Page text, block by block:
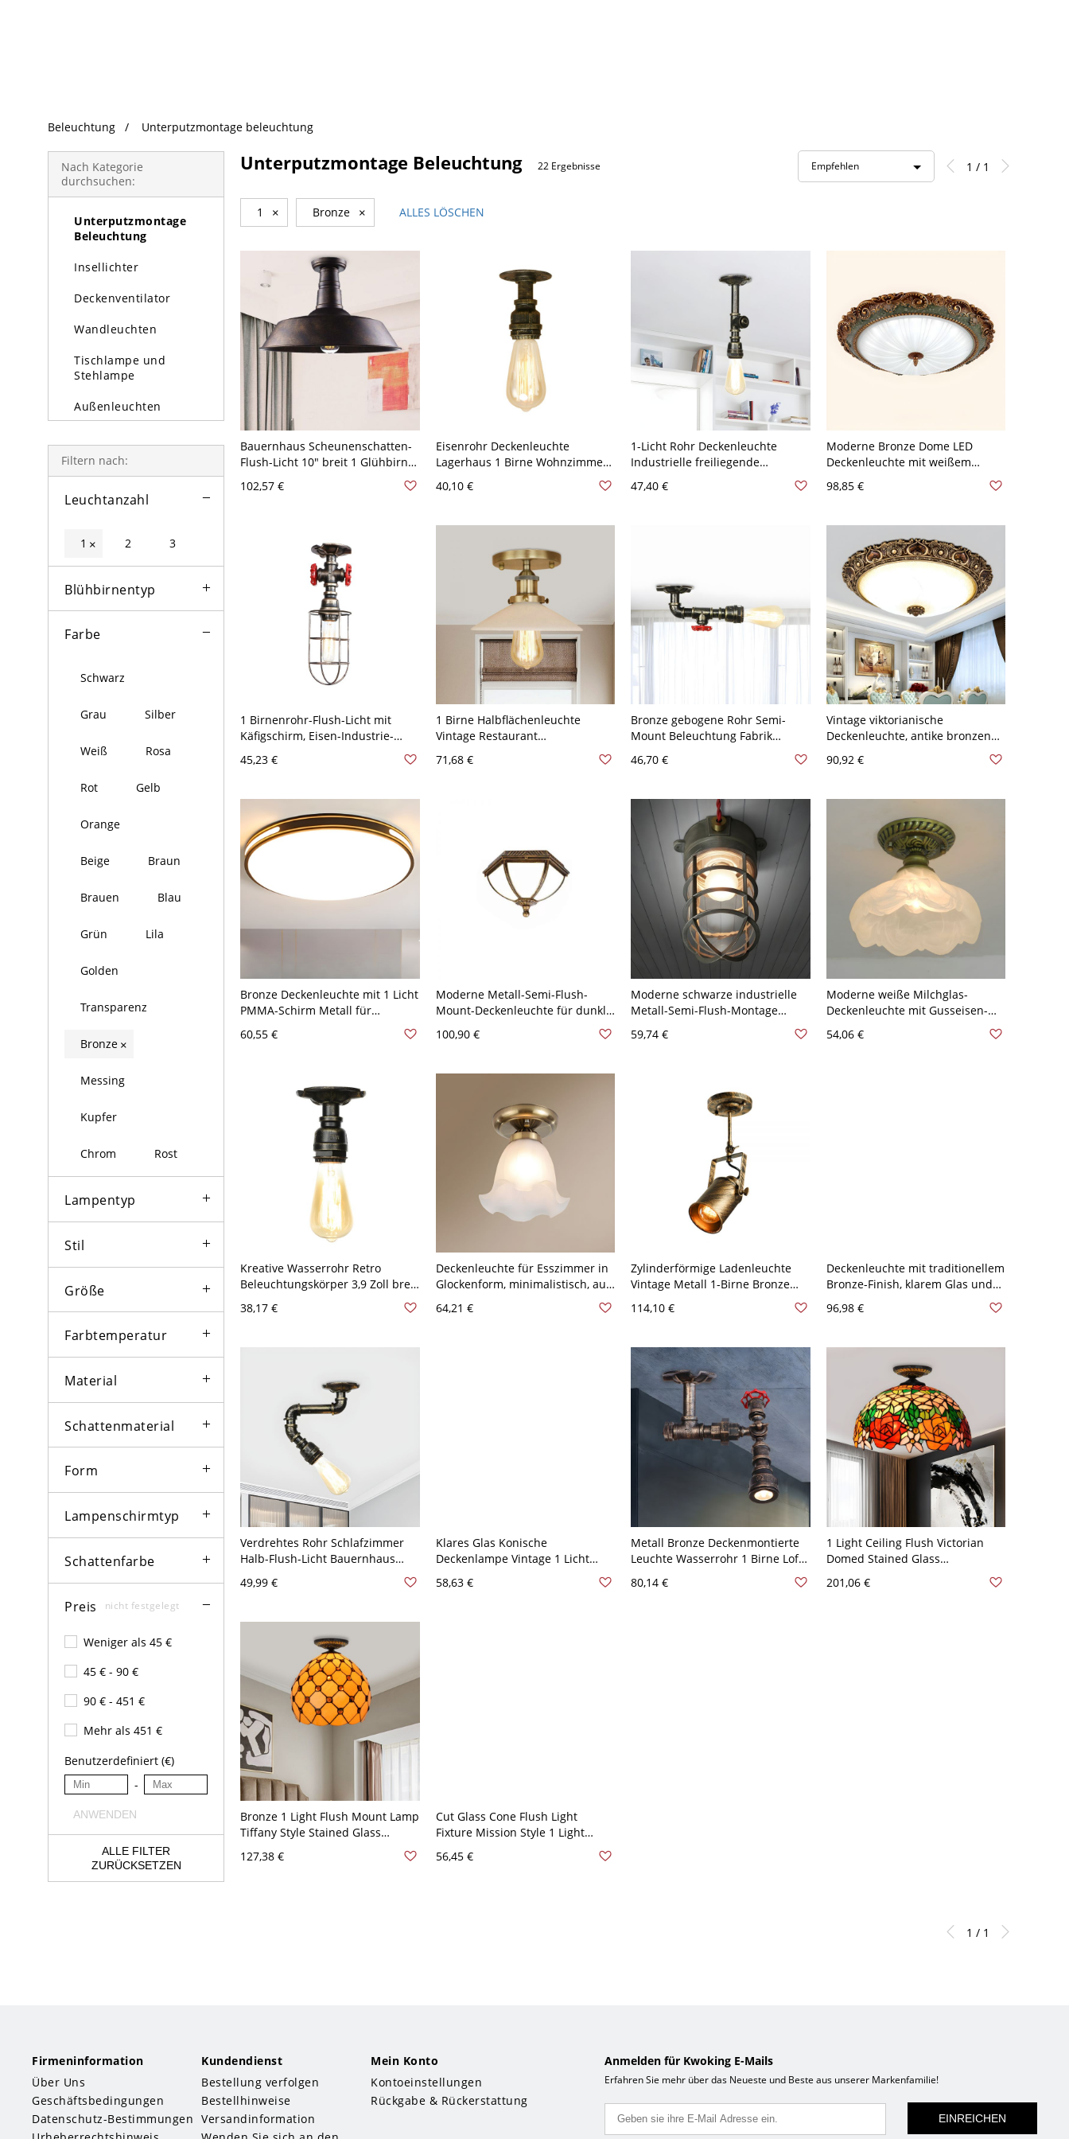
Beleuchtung Unterputzmontage beleuchtung
Nach Kategorie
durchsuchen:
Beleuchtung
Kronleuchter
Pendelleuchte
Unterputzmontage
Beleuchtung
Insellichter
Deckenventilator
Wandleuchten
Tischlampe und
Stehlampe
Außenleuchten
Filtern nach:
Leuchtanzahl
1 × 2 3
Blühbirnentyp
Farbe
Schwarz
Grau Silber
Weiß Rosa
Rot Gelb
Orange
Beige Braun
Brauen Blau
Grün Lila
Golden
Transparenz
Bronze ×
Messing
Kupfer
Chrom Rost
Lampentyp
Stil
Größe
Farbtemperatur
Material
Schattenmaterial
Form
Lampenschirmtyp
Schattenfarbe
Preis nicht festgelegt
Weniger als 45 €
45 € - 90 €
90 € - 451 €
Mehr als 451 €
Benutzerdefiniert (€)
-
ANWENDEN
ALLE FILTER
ZURÜCKSETZEN
Unterputzmontage Beleuchtung 22 Ergebnisse Empfehlen 1 / 1
1 × Bronze × ALLES LÖSCHEN
Bauernhaus Scheunenschatten-
Flush-Licht 10" breit 1 Glühbirne
Metall-Deckenmontage-Lampe in
Bronze
102,57 €
Eisenrohr Deckenleuchte
Lagerhaus 1 Birne Wohnzimmer
40,10 €
1-Licht Rohr Deckenleuchte
Industrielle freiliegende
Montage in Bronze
47,40 €
Moderne Bronze Dome LED
Deckenleuchte mit weißem
Glasschirm - 1 Licht - 110V-120V
38,1 cm Weißlicht
98,85 €
1 Birnenrohr-Flush-Licht mit
Käfigschirm, Eisen-Industrie-
Deckenlampe in Bronze
45,23 €
1 Birne Halbflächenleuchte
Vintage Restaurant
Opalglas Schirm in Bronze
71,68 €
Bronze gebogene Rohr Semi-
Mount Beleuchtung Fabrik
Deckenlampe mit rotem Ventil
46,70 €
Vintage viktorianische
Deckenleuchte, antike bronzene
Glasschirm - 110V-120V 34,29 cm
90,92 €
Bronze Deckenleuchte mit 1 Licht
PMMA-Schirm Metall für
Aufputzmontage, 110V-120V,
60,55 €
Moderne Metall-Semi-Flush-
Mount-Deckenleuchte für dunkle
Kategorienhöhe - Bronze 110V-
100,90 €
Moderne schwarze industrielle
Metall-Semi-Flush-Montage
Glasschirm - 110V-120V
59,74 €
Moderne weiße Milchglas-
Deckenleuchte mit Gusseisen-
Konstruktion - Bronze 110V-120V
54,06 €
Kreative Wasserrohr Retro
Beleuchtungskörper 3,9 Zoll breit
Deckenleuchte - Bronze 110V-
38,17 €
Deckenleuchte für Esszimmer in
Glockenform, minimalistisch, aus
halbflächenbündig, mit
64,21 €
Zylinderförmige Ladenleuchte
Vintage Metall 1-Birne Bronze
Halbmontagebeleuchtung
114,10 €
Deckenleuchte mit traditionellem
Bronze-Finish, klarem Glas und
Schatten-Geometrie - 110V-120V
96,98 €
Verdrehtes Rohr Schlafzimmer
Halb-Flush-Licht Bauernhaus
Deckenlampe mit nacktem
49,99 €
Klares Glas Konische
Deckenlampe Vintage 1 Licht
Montageleuchte in Bronze
58,63 €
Metall Bronze Deckenmontierte
Leuchte Wasserrohr 1 Birne Loft
Halb-Flush-Montagebeleuchtung
mit rotem Ventil - 110V-120V
80,14 €
1 Light Ceiling Flush Victorian
Domed Stained Glass
Flushmount Lighting in Bronze -
201,06 €
Bronze 1 Light Flush Mount Lamp
Tiffany Style Stained Glass
Lighting with Gem Pattern,
127,38 €
Cut Glass Cone Flush Light
Fixture Mission Style 1 Light
Patterned Ceiling Mount - 110V-
56,45 €
1 / 1
Firmeninformation
Über Uns
Geschäftsbedingungen
Datenschutz-Bestimmungen
Kundendienst
Bestellung verfolgen
Bestellhinweise
Versandinformation
Mein Konto
Kontoeinstellungen
Rückgabe & Rückerstattung
Anmelden für Kwoking E-Mails
Erfahren Sie mehr über das Neueste und Beste aus unserer Markenfamilie!
EINREICHEN